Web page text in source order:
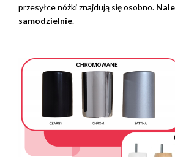
przesyłce nóżki znajdują się osobno.
samodzielnie.